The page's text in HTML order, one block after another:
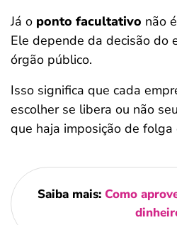
Já o ponto facultativo não
Ele depende da decisão do
órgão público.
Isso significa que cada
escolher se libera ou não
que haja imposição de
Saiba mais: Como